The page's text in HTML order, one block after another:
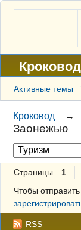
Кроковод
Форум
Архив
ГАЛЕРЕЯ
Правила
Поиск
Регистрация
Вход
Активные темы
Кроковод →
Заонежью
Страницы 1
Чтобы
RSS